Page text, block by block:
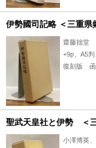
伊勢國司記略 ＜三重県
齋藤拙堂
+9p、A5判
復刻版 函
聖武天皇社と伊勢 ＜
小澤博英